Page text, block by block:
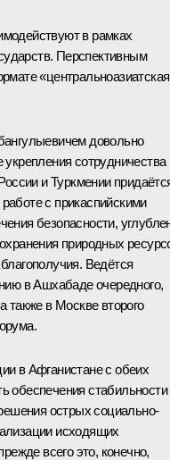
в рамках
Перспективным
«центральноазиатская
довольно
укрепления сотрудничества
и Туркмении
с прикаспийскими
безопасности,
природных
Ведётся
в Ашхабаде очередного,
также в Москве второго
в Афганистане с обеих
обеспечения стабильности
острых социально-
исходящих
всего это, конечно,